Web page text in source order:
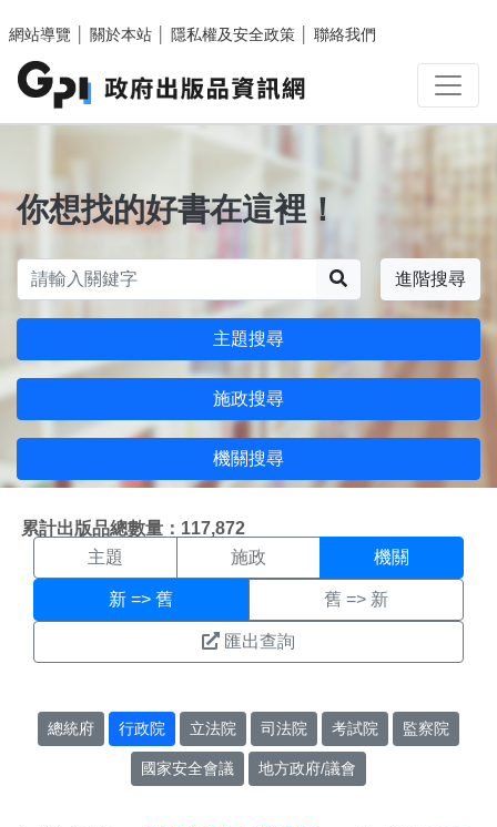
網站導覽
關於本站 隱私權及安全政策 聯絡我們
你想找的好書在這裡！
進階搜尋
主題搜尋
施政搜尋
機關搜尋
累計出版品總數量：117,872
機關搜尋結果頁面
主題 施政 機關
新 => 舊 舊 => 新
匯出查詢
總統府 行政院 立法院 司法院 考試院 監察院
國家安全會議 地方政府/議會